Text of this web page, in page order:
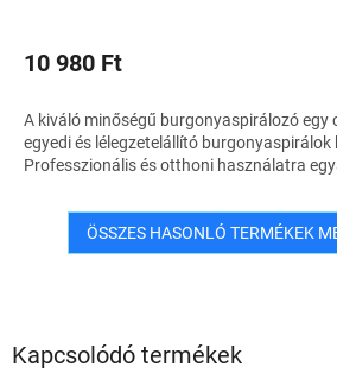
Kapcsolódó termékek
10 980 Ft
A kiváló minőségű burgonyaspirálozó egy
egyedi és lélegzetelállító burgonyaspirálok
Professzionális és otthoni használatra
ÖSSZES HASONLÓ TERMÉKEK